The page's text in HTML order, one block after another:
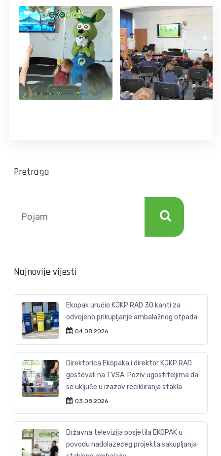
Pretraga
Najnovije vijesti
Ekopak uručio KJKP RAD 30 kanti za
odvojeno prikupljanje ambalažnog otpada
04.08.2026
Direktorica Ekopaka i direktor KJKP RAD
gostovali na TVSA: Poziv ugostiteljima da
se uključe u izazov recikliranja stakla
03.08.2026
Državna televizija posjetila EKOPAK u
povodu nadolazećeg projekta sakupljanja